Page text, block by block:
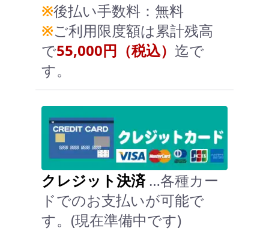
※後払い手数料：無料
※ご利用限度額は累計残高
で55,000円（税込） 迄で
す。
クレジット決済…各種カー
ドでのお支払いが可能で
す。(現在準備中です)